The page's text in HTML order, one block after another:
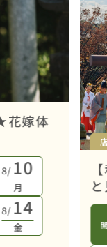
花嫁体
8/ 10
月
8/ 14
金